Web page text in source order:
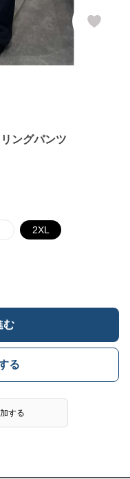
ングパンツ
2XL
む
る
する